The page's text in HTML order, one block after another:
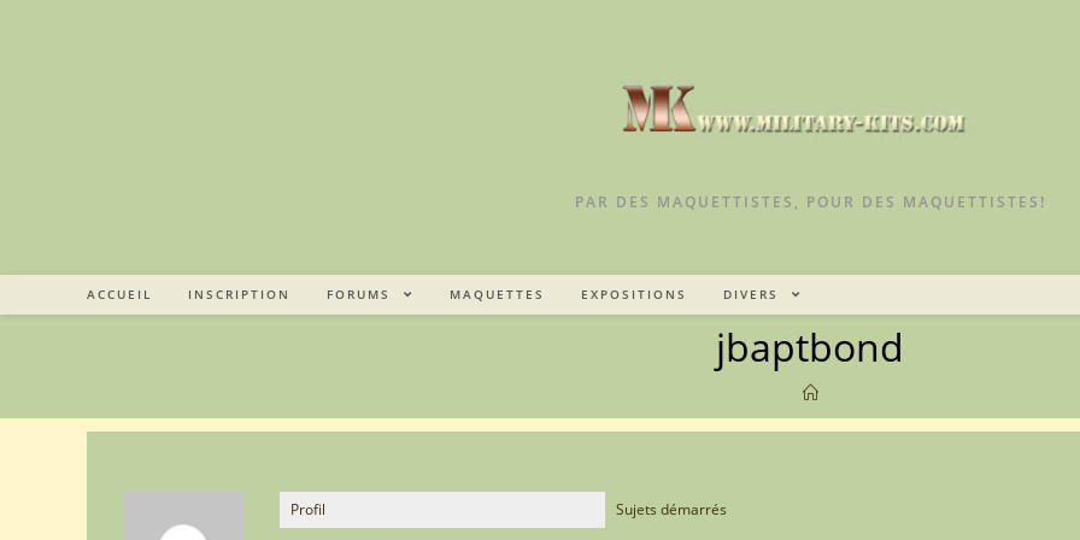
PAR DES MAQUETTISTES, POUR DES MAQUETTISTES!
ACCUEIL INSCRIPTION FORUMS MAQUETTES EXPOSITIONS DIVERS
jbaptbond
Profil
Sujets démarrés